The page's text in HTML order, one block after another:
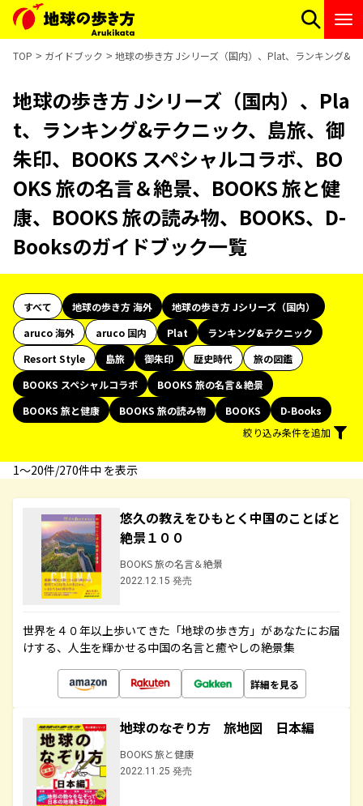
TOP ガイドブック 地球の歩き方 Jシリーズ（国内）、Plat、ランキング&
地球の歩き方 Jシリーズ（国内）、Pla
t、ランキング&テクニック、島旅、御
朱印、BOOKS スペシャルコラボ、BO
OKS 旅の名言＆絶景、BOOKS 旅と健
康、BOOKS 旅の読み物、BOOKS、D-
Booksのガイドブック一覧
すべて 地球の歩き方 海外
地球の歩き方 Jシリーズ（国内）
aruco 海外
aruco 国内 Plat
ランキング&テクニック
Resort Style
島旅 御朱印 歴史時代
旅の図鑑
BOOKS スペシャルコラボ
BOOKS 旅の名言＆絶景
BOOKS 旅と健康
BOOKS 旅の読み物 BOOKS
D-Books
絞り込み条件を追加
1〜20件/270件中 を表示
悠久の教えをひもとく中国のことばと
絶景１００
BOOKS 旅の名言＆絶景
2022.12.15 発売
世界を４０年以上歩いてきた「地球の歩き方」があなたにお届
けする、人生を輝かせる中国の名言と癒やしの絶景集
詳細を見る
地球のなぞり方 旅地図 日本編
BOOKS 旅と健康
2022.11.25 発売